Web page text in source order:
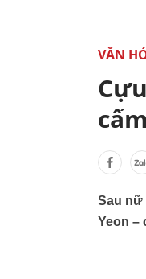
VĂN
cấm
Sau nữ
Yeon –